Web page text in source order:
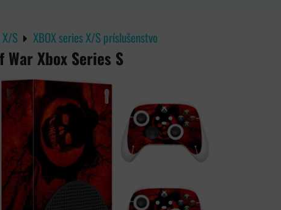
X/S XBOX series X/S príslušenstvo
War Xbox Series S